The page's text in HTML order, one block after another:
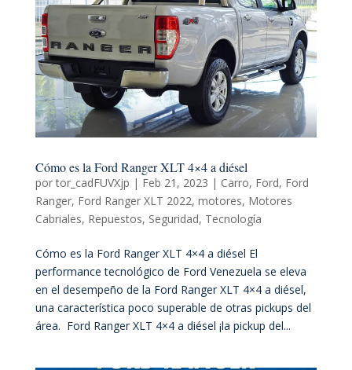
Cómo es la Ford Ranger XLT 4×4 a diésel
portor_cadFUVXjp | Feb 21, 2023 | Carro, Ford, Ford
Ranger, Ford Ranger XLT 2022, motores, Motores
Cabriales, Repuestos, Seguridad, Tecnología
Cómo es la Ford Ranger XLT 4×4 a diésel El
performance tecnológico de Ford Venezuela se eleva
en el desempeño de la Ford Ranger XLT 4×4 a diésel,
una característica poco superable de otras pickups del
área. Ford Ranger XLT 4×4 a diésel ¡la pickup del...